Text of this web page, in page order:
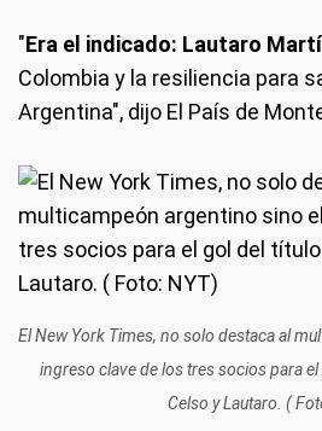
"Era el indicado: Lautaro
Colombia y la resiliencia para
Argentina", dijo El País de
El New York Times, no solo destaca al
ingreso clave de los tres socios para
Celso y Lautaro. (